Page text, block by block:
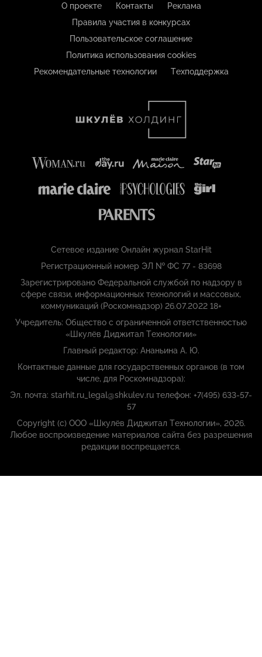
О проекте Контакты
Реклама
Правила участия в конкурсах
Пользовательское соглашение
Политика использования cookies
Рекомендательные технологии
Техподдержка
Сетевое издание Онлайн журнал StarHit
Регистрационный номер ЭЛ № ФС 77 - 83698
Зарегистрировано Федеральной службой по надзору в
сфере связи, информационных технологий и массовых,
коммуникаций (Роскомнадзор) 26.07.2022 18+
Учредитель: Общество с ограниченной ответственностью
«Шкулёв Диджитал Технологии»
Главный редактор: Ананьина А. Ю.
Контактные данные для государственных органов (в том
числе, для Роскомнадзора):
Эл. почта: starhit.ru_legal@shkulev.ru телефон: +7(495) 633-57-
57
Copyright (с) ООО «Шкулёв Диджитал Технологии», 2026.
Любое воспроизведение материалов сайта без разрешения
редакции воспрещается.